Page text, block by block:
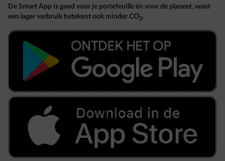
De Smart App is goed voor je portefeuille én voor de planeet, want
een lager verbruik betekent ook minder CO2.